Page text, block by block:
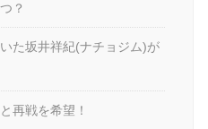
？
た坂井祥紀(ナチョジム)が
再戦を希望！